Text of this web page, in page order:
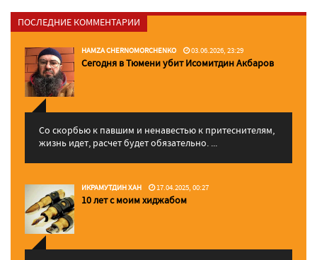
ПОСЛЕДНИЕ КОММЕНТАРИИ
HAMZA CHERNOMORCHENKO 03.06.2026, 23:29
Сегодня в Тюмени убит Исомитдин Акбаров
Со скорбью к павшим и ненавестью к притеснителям,
жизнь идет, расчет будет обязательно. ...
ИКРАМУТДИН ХАН 17.04.2025, 00:27
10 лет с моим хиджабом